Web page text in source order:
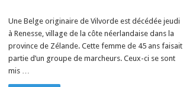
Une Belge originaire de Vilvorde est décédée jeudi
à Renesse, village de la côte néerlandaise dans la
province de Zélande. Cette femme de 45 ans faisait
partie d’un groupe de marcheurs. Ceux-ci se sont
mis …